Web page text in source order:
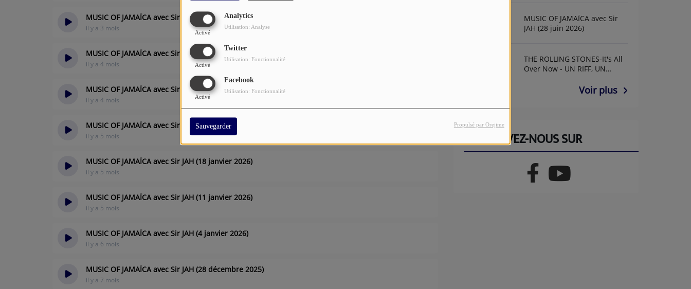
Analytics
Activé
Utilisation: Analyse
Twitter
Activé
Utilisation: Fonctionnalité
Facebook
Activé
Utilisation: Fonctionnalité
Sauvegarder Propulsé par Orejime
MUSIC OF JAMAÏCA avec Sir JAH (5 avril 2026)
il y a 3 mois
MUSIC OF JAMAÏCA avec Sir Jah (8 février 2026)
il y a 4 mois
MUSIC OF JAMAÏCA avec Sir JAH (8 mars 2026)
il y a 4 mois
MUSIC OF JAMAÏCA avec Sir JAH (1er mars 2026)
il y a 5 mois
MUSIC OF JAMAÏCA avec Sir JAH (18 janvier 2026)
il y a 5 mois
MUSIC OF JAMAÏCA avec Sir JAH (11 janvier 2026)
il y a 5 mois
MUSIC OF JAMAÏCA avec Sir JAH (4 janvier 2026)
il y a 6 mois
MUSIC OF JAMAÏCA avec Sir JAH (28 décembre 2025)
il y a 7 mois
MUSIC OF JAMAÏCA avec Sir
JAH (28 juin 2026)
THE ROLLING STONES-It's All
Over Now - UN RIFF, UN
Voir plus
RETROUVEZ-NOUS SUR